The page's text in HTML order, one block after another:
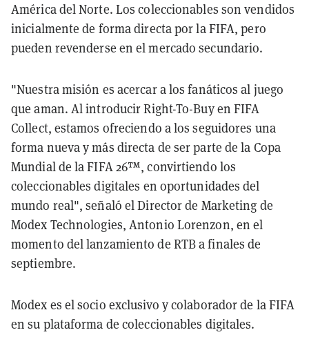
América del Norte. Los coleccionables son vendidos
inicialmente de forma directa por la FIFA, pero
pueden revenderse en el mercado secundario.
"Nuestra misión es acercar a los fanáticos al juego
que aman. Al introducir Right-To-Buy en FIFA
Collect, estamos ofreciendo a los seguidores una
forma nueva y más directa de ser parte de la Copa
Mundial de la FIFA 26™, convirtiendo los
coleccionables digitales en oportunidades del
mundo real", señaló el Director de Marketing de
Modex Technologies, Antonio Lorenzon, en el
momento del lanzamiento de RTB a finales de
septiembre.
Modex es el socio exclusivo y colaborador de la FIFA
en su plataforma de coleccionables digitales.